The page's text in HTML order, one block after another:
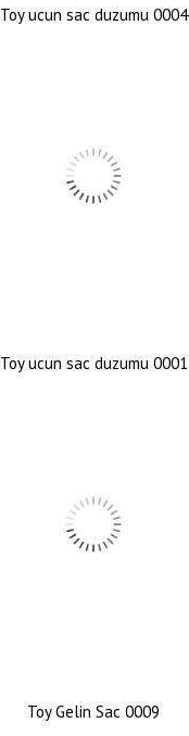
Toy ucun sac duzumu 0004
Toy ucun sac duzumu 0001
Toy Gelin Sac 0009